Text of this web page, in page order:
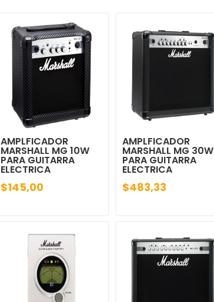
AMPLFICADOR
MARSHALL MG 10W
PARA GUITARRA
ELECTRICA
$145,00
AMPLFICADOR
MARSHALL MG 30W
PARA GUITARRA
ELECTRICA
$483,33